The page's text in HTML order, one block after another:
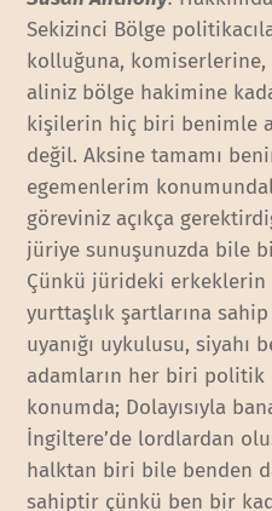
Sekizinci Bölge
kolluğuna, komiserlerine,
aliniz bölge hakimine
kişilerin hiç biri benimle
değil. Aksine tamamı
egemenlerim
göreviniz açıkça
jüriye sunuşunuzda bile
Çünkü jürideki
yurttaşlık şartlarına
uyanığı uykulusu, siyahı
adamların her biri politik
konumda; Dolayısıyla
İngiltere’de lordlardan
halktan biri bile benden
sahiptir çünkü ben bir